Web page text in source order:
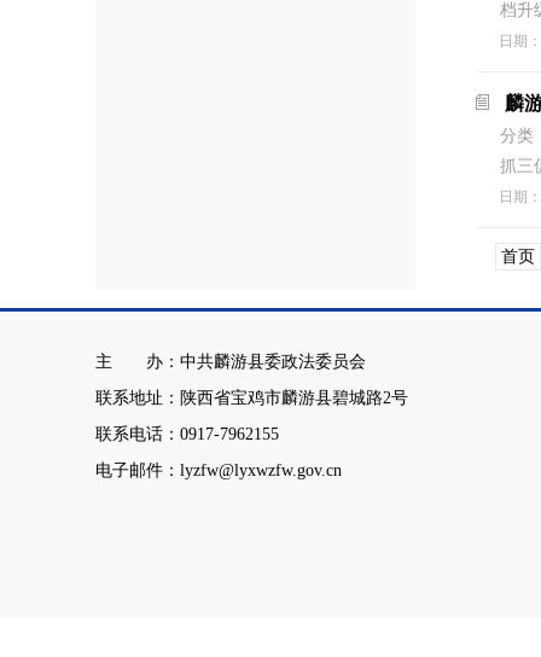
档升
日期：
麟
分类
抓三
日期：
首页
主 办：中共麟游县委政法委员会
联系地址：陕西省宝鸡市麟游县碧城路2号
联系电话：0917-7962155
电子邮件：lyzfw@lyxwzfw.gov.cn